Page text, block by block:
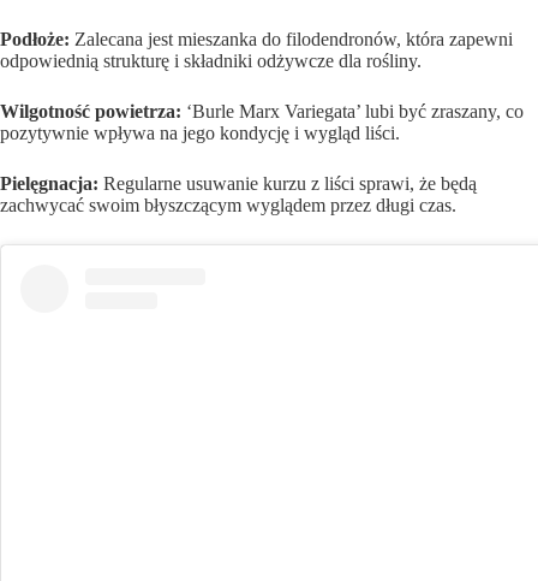
Podłoże: Zalecana jest mieszanka do filodendronów, która zapewni
odpowiednią strukturę i składniki odżywcze dla rośliny.
Wilgotność powietrza: ‘Burle Marx Variegata’ lubi być zraszany, co
pozytywnie wpływa na jego kondycję i wygląd liści.
Pielęgnacja: Regularne usuwanie kurzu z liści sprawi, że będą
zachwycać swoim błyszczącym wyglądem przez długi czas.